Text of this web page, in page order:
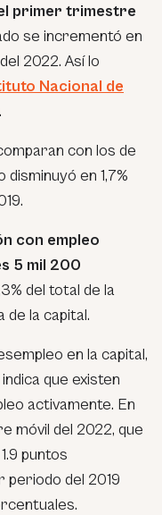
primer trimestre
se incrementó en
2022. Así lo
Nacional de
.
con los de
en 1,7%
con empleo
5 mil 200
del total de la
de la capital.
en la capital,
que existen
activamente. En
móvil del 2022, que
puntos
del 2019